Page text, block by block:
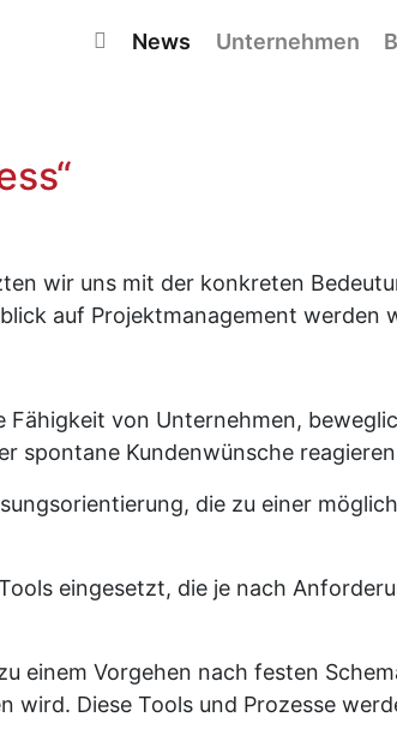
News
Unternehmen
wir uns mit der konkreten
auf Projektmanagement werden
von Unternehmen,
spontane Kundenwünsche
die zu einer
eingesetzt, die je nach
einem Vorgehen nach festen
Diese Tools und Prozesse